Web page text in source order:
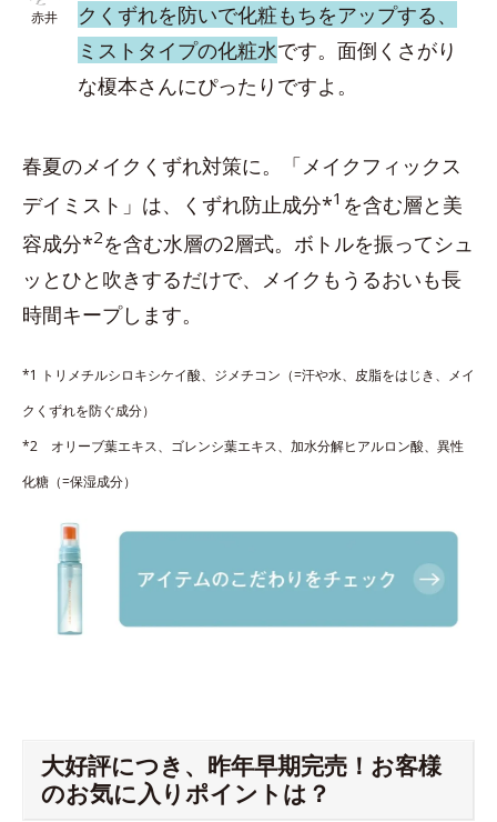
赤井
クくずれを防いで化粧もちをアップする、
ミストタイプの化粧水です。面倒くさがり
な榎本さんにぴったりですよ。
春夏のメイクくずれ対策に。「メイクフィックス
デイミスト」は、くずれ防止成分*1 を含む層と美
容成分*2を含む水層の2層式。ボトルを振ってシュ
ッとひと吹きするだけで、メイクもうるおいも長
時間キープします。
*1 トリメチルシロキシケイ酸、ジメチコン（=汗や水、皮脂をはじき、メイ
クくずれを防ぐ成分）
*2 オリーブ葉エキス、ゴレンシ葉エキス、加水分解ヒアルロン酸、異性
化糖（=保湿成分）
大好評につき、昨年早期完売！お客様
のお気に入りポイントは？